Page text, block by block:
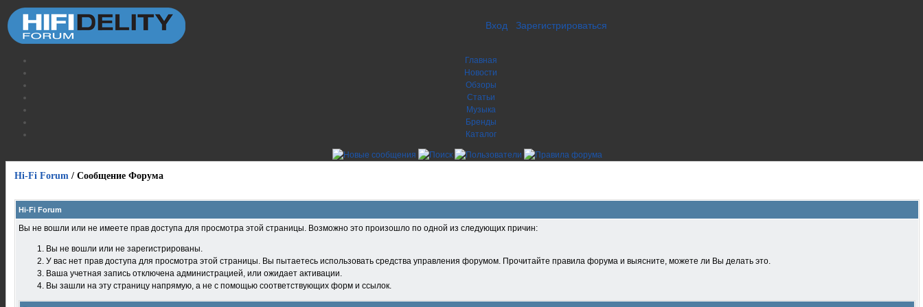
Вход Зарегистрироваться
Главная
Новости
Обзоры
Статьи
Музыка
Бренды
Каталог
Hi-Fi Forum / Сообщение Форума
Hi-Fi Forum
Вы не вошли или не имеете прав доступа для просмотра этой страницы. Возможно это произошло по одной из следующих причин:
Вы не вошли или не зарегистрированы.
У вас нет прав доступа для просмотра этой страницы. Вы пытаетесь использовать средства управления форумом. Прочитайте правила форума и выясните, можете ли Вы делать это.
Ваша учетная запись отключена администрацией, или ожидает активации.
Вы зашли на эту страницу напрямую, а не с помощью соответствующих форм и ссылок.